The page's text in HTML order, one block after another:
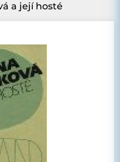
a její hosté